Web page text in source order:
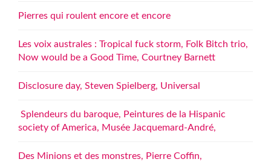
Pierres qui roulent encore et encore
Les voix australes : Tropical fuck storm, Folk Bitch trio,
Now would be a Good Time, Courtney Barnett
Disclosure day, Steven Spielberg, Universal
Splendeurs du baroque, Peintures de la Hispanic
society of America, Musée Jacquemard-André,
Des Minions et des monstres, Pierre Coffin,